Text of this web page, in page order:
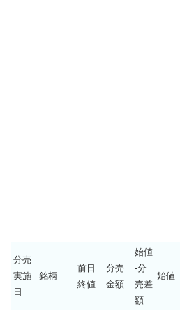
分売
実施
日
銘柄
前日
終値
分売
金額
始値
-分
売差
額
始値